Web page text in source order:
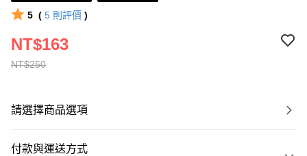
5 ( 5 則評價 )
NT$250
NT$163
請選擇商品選項
付款與運送方式